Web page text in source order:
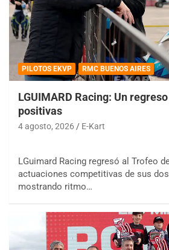
PILOTOS EKVP RMC BUENOS AIRES
LGUIMARD Racing: Un
positivas
4 agosto, 2026 E-Kart
LGuimard Racing regresó al Trofeo
actuaciones competitivas de sus
mostrando ritmo…